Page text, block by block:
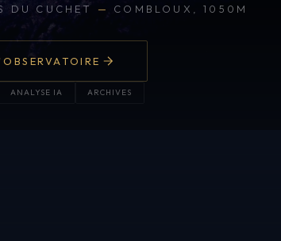
DU CUCHET — COMBLOUX, 1050M
ANALYSE IA ARCHIVES